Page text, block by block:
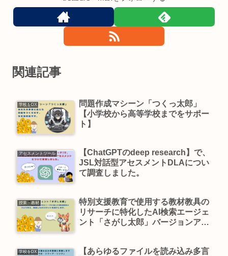
関連記事
学校をDX
問題作成マシーン「つくっ太郎」
【小学校から高等学校までをサポー
ト】
アセスメントツール
【ChatGPTのdeep research】で、
JSL対話型アセスメントDLAについ
て調査しました。
授業・教材
特別支援教育で使用する教材教具の
リサーチに特化したAI検索エージェ
ント「さがし太郎」バージョンアッ
学校をDX
【あらゆるファイルを読み込み多言